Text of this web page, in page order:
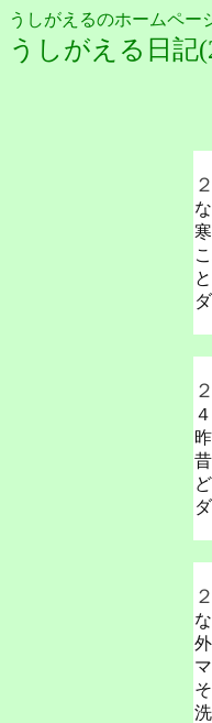
うしがえるのホームペー
うしがえる日記